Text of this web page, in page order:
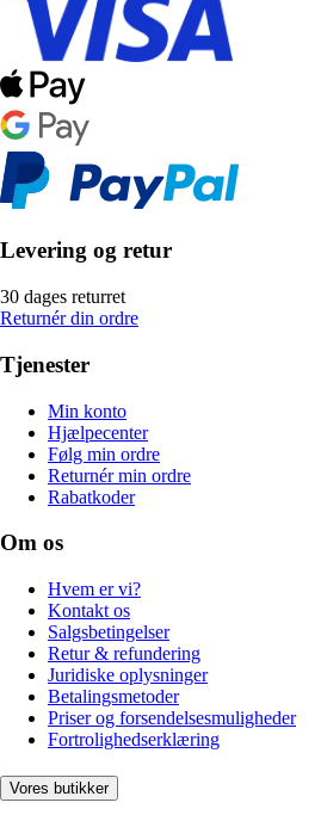
Levering og retur
30 dages returret
Returnér din ordre
Tjenester
Min konto
Hjælpecenter
Følg min ordre
Returnér min ordre
Rabatkoder
Om os
Hvem er vi?
Kontakt os
Salgsbetingelser
Retur & refundering
Juridiske oplysninger
Betalingsmetoder
Priser og forsendelsesmuligheder
Fortrolighedserklæring
Vores butikker